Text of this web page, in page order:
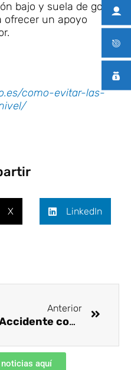
bajo y suela de goma
ofrecer un apoyo
como-evitar-las-
X LinkedIn
Anterior
Accidente con pulidora
aquí